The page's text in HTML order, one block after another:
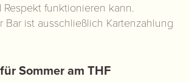
funktionieren kann.
Bar ist ausschließlich Kartenzahlung
Sommer am THF